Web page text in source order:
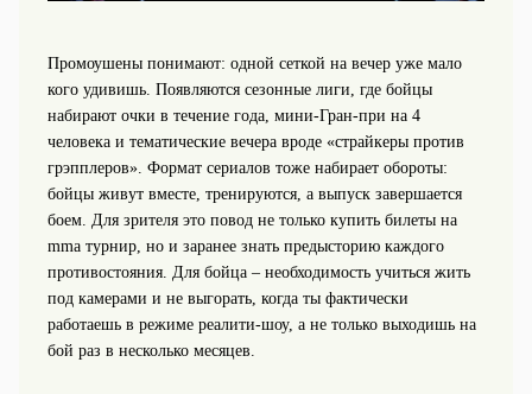
Промоушены понимают: одной сеткой на вечер уже мало
кого удивишь. Появляются сезонные лиги, где бойцы
набирают очки в течение года, мини-Гран-при на 4
человека и тематические вечера вроде «страйкеры против
грэпплеров». Формат сериалов тоже набирает обороты:
бойцы живут вместе, тренируются, а выпуск завершается
боем. Для зрителя это повод не только купить билеты на
mma турнир, но и заранее знать предысторию каждого
противостояния. Для бойца – необходимость учиться жить
под камерами и не выгорать, когда ты фактически
работаешь в режиме реалити-шоу, а не только выходишь на
бой раз в несколько месяцев.